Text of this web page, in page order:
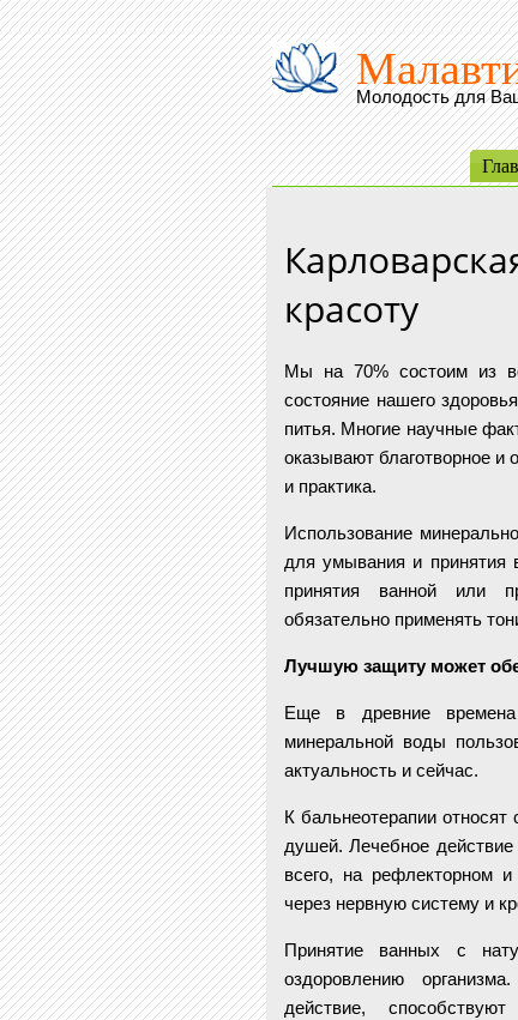
Молодость для
красоту
Мы на 70% состоим из
состояние нашего
питья. Многие научные
оказывают благотворное и
и практика.
Использование
для умывания и принятия
принятия ванной или
обязательно применять
Лучшую защиту может
Еще в древние
минеральной воды
актуальность и сейчас.
К бальнеотерапии
душей. Лечебное действие
всего, на рефлекторном
через нервную систему и
Принятие ванных с
оздоровлению
действие,